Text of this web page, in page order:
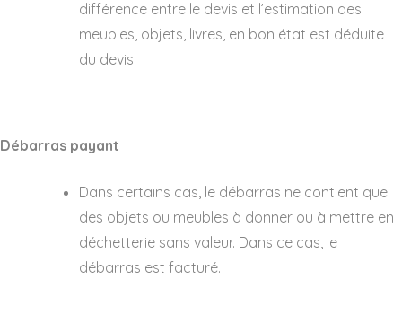
différence entre le devis et l’estimation des
meubles, objets, livres, en bon état est déduite
du devis.
Débarras payant
Dans certains cas, le débarras ne contient que
des objets ou meubles à donner ou à mettre en
déchetterie sans valeur. Dans ce cas, le
débarras est facturé.